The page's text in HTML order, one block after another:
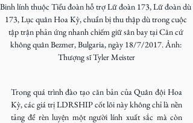
Binh lính thuộc Tiểu đoàn hỗ trợ Lữ đoàn 173, Lữ đoàn dù
173, Lục quân Hoa Kỳ, chuẩn bị thu thập dù trong cuộc
tập trận phản ứng nhanh chiếm giữ sân bay tại Căn cứ
không quân Bezmer, Bulgaria, ngày 18/7/2017. Ảnh:
Thượng sĩ Tyler Meister
Trong quá trình đào tạo căn bản của Quân đội Hoa
Kỳ, các giá trị LDRSHIP cốt lõi này không chỉ là nền
tảng để rèn luyện một người lính xuất sắc mà còn